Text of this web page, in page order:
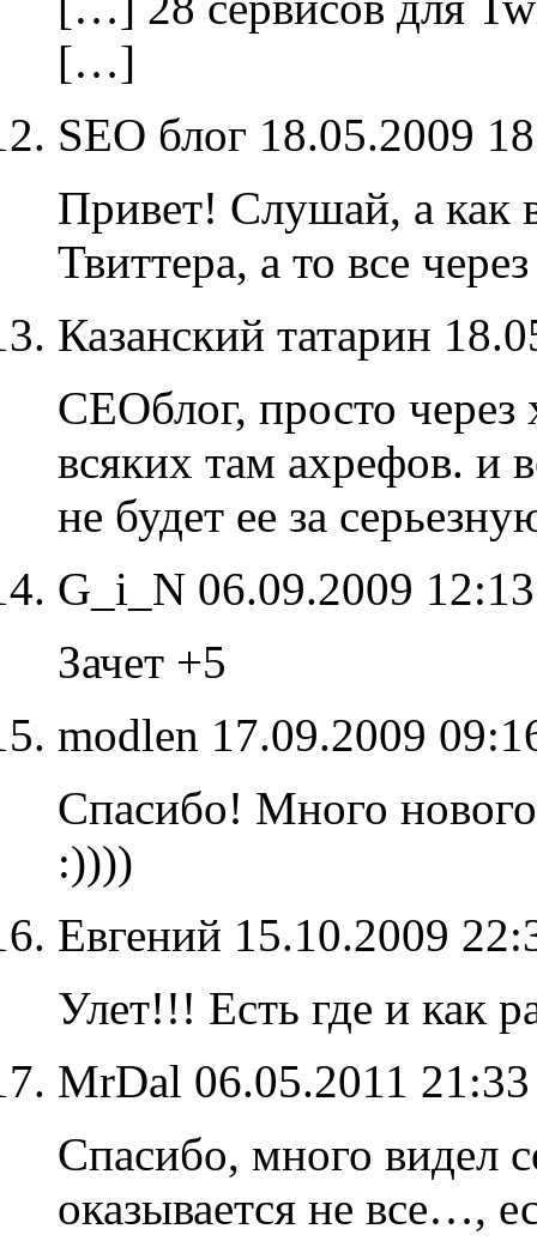
[…]
SEO блог 18.05.2009
Привет! Слушай, а как
Твиттера, а то все
Казанский татарин
СЕОблог, просто через
всяких там ахрефов. и
не будет ее за
G_i_N 06.09.2009
Зачет +5
modlen 17.09.2009
Спасибо! Много
:))))
Евгений 15.10.2009
Улет!!! Есть где и как
MrDal 06.05.2011
Спасибо, много видел
оказывается не все…,